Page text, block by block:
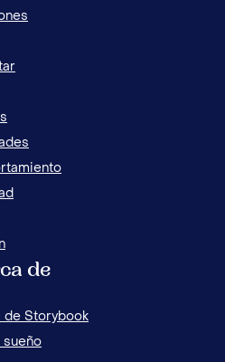
ORIGINALES CON
de
de Storybook
sueño